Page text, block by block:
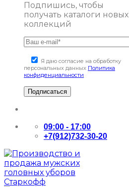
Подпишись, чтобы
получать каталоги новых
коллекций
Я даю согласие на обработку
персональных данных Политика
конфиденциальности
09:00 - 17:00
+7(912)732-30-20